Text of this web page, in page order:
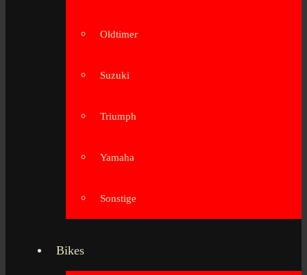
Oldtimer
Suzuki
Triumph
Yamaha
Sonstige
Bikes